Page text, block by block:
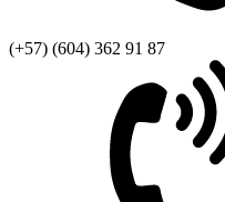
(+57) (604) 362 91 87